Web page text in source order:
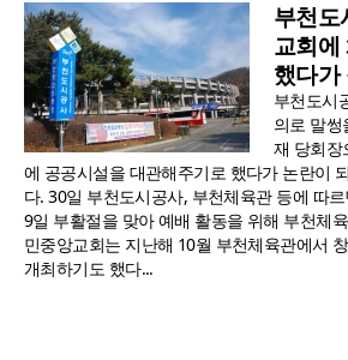
부천도
교회에
했다가
부천도시
의로 말썽
재 당회장
에 공공시설을 대관해주기로 했다가 논란이
다. 30일 부천도시공사, 부천체육관 등에 따
9일 부활절을 맞아 예배 활동을 위해 부천체
민중앙교회는 지난해 10월 부천체육관에서
개최하기도 했다...